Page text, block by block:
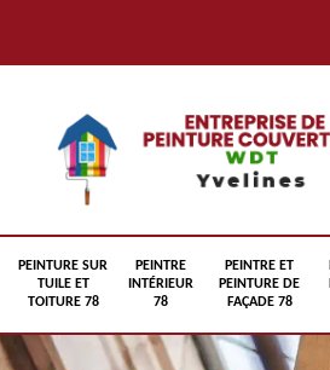
PEINTURE SUR
TUILE ET
TOITURE 78
PEINTRE
INTÉRIEUR
78
PEINTRE ET
PEINTURE DE
FAÇADE 78